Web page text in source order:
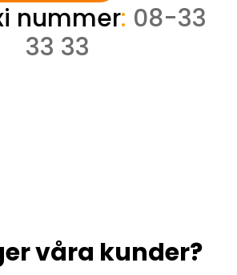
nummer: 08-33
33 33
våra kunder?